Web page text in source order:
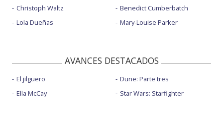
Christoph Waltz
Lola Dueñas
Benedict Cumberbatch
Mary-Louise Parker
AVANCES DESTACADOS
El jilguero
Ella McCay
Dune: Parte tres
Star Wars: Starfighter